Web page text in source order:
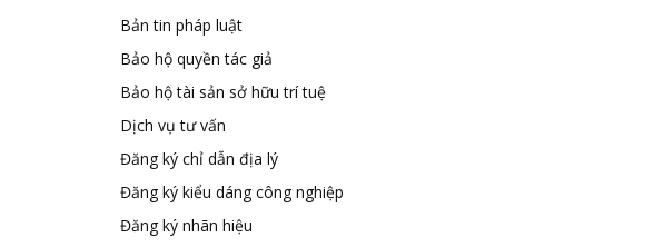
Bản tin pháp luật
Bảo hộ quyền tác giả
Bảo hộ tài sản sở hữu trí tuệ
Dịch vụ tư vấn
Đăng ký chỉ dẫn địa lý
Đăng ký kiểu dáng công nghiệp
Đăng ký nhãn hiệu